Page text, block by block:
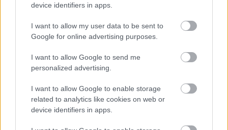
device identifiers in apps.
I want to allow my user data to be sent to
Google for online advertising purposes.
I want to allow Google to send me
personalized advertising.
I want to allow Google to enable storage
related to analytics like cookies on web or
device identifiers in apps.
2009. január 20.
Január 16-án a hivatalos látogatáson Budapesten
tartózkodó Sanghaji (Luwan) Ingatlankereskedelmi
Központ küldöttsége látogatást tett a Kulturális
Örökségvédelmi Hivatalban. A delegációt Dr. Deme
vezetője és Dr. Bagdány Judit, a…
Auto Shanghai 2009.